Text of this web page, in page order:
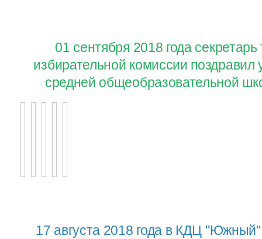
01 сентября 2018 года
избирательной комиссии поздравил
средней общеобразовательной
17 августа 2018 года в КДЦ